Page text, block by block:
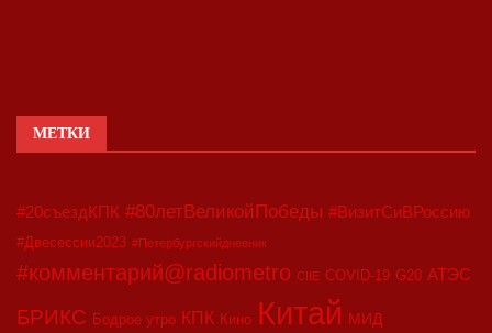
МЕТКИ
#20съездКПК #80летВеликойПобеды #ВизитСиВРоссию
#Двесессии2023 #Петербургскийдневник
#комментарий@radiometro CIIE COVID-19 G20 АТЭС
БРИКС Бодрое утро КПК Кино Китай МИД